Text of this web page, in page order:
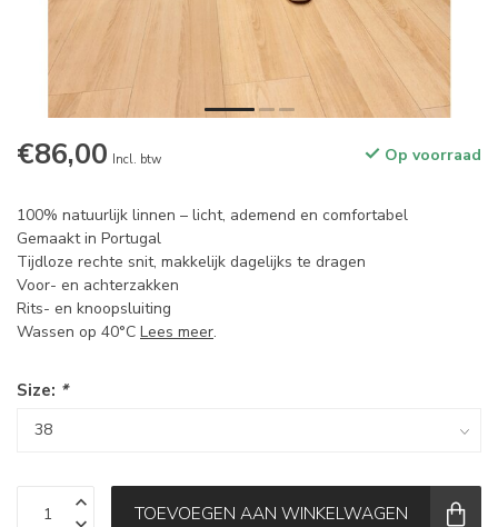
€86,00 Incl. btw Op voorraad
100% natuurlijk linnen – licht, ademend en comfortabel
Gemaakt in Portugal
Tijdloze rechte snit, makkelijk dagelijks te dragen
Voor- en achterzakken
Rits- en knoopsluiting
Wassen op 40°C Lees meer.
Size: *
TOEVOEGEN AAN WINKELWAGEN